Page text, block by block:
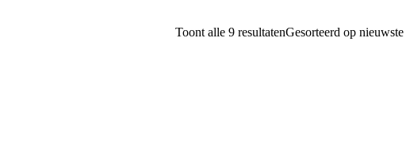
Toont alle 9 resultatenGesorteerd op nieuwste